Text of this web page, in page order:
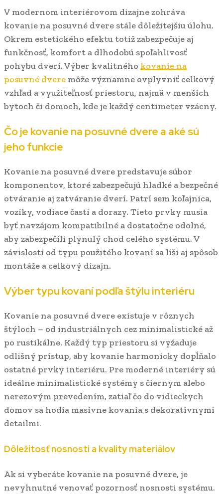
V modernom interiérovom dizajne zohráva
kovanie na posuvné dvere stále dôležitejšiu úlohu.
Okrem estetického efektu totiž zabezpečuje aj
funkčnosť, komfort a dlhodobú spoľahlivosť
pohybu dverí. Výber kvalitného kovanie na
posuvné dvere môže významne ovplyvniť celkový
vzhľad a využiteľnosť priestoru, najmä v menších
bytoch či domoch, kde je každý centimeter vzácny.
Čo je kovanie na posuvné dvere a aké sú
jeho funkcie
Kovanie na posuvné dvere predstavuje súbor
komponentov, ktoré zabezpečujú hladké a bezpečné
otváranie aj zatváranie dverí. Patrí sem koľajnica,
vozíky, vodiace časti a dorazy. Tieto prvky musia
byť navzájom kompatibilné a dostatočne odolné,
aby zabezpečili plynulý chod celého systému. V
závislosti od typu použitého kovaní sa líši aj spôsob
montáže a celkový dizajn.
Výber typu kovaní podľa štýlu interiéru
Kovanie na posuvné dvere existuje v rôznych
štýloch – od industriálnych cez minimalistické až
po rustikálne. Každý typ priestoru si vyžaduje
odlišný prístup, aby kovanie harmonicky dopĺňalo
ostatné prvky interiéru. Pre moderné interiéry sú
ideálne minimalistické systémy s čiernym alebo
nerezovým prevedením, zatiaľ čo do vidieckych
domov sa hodia masívne kovania s dekoratívnymi
detailmi.
Dôležitosť nosnosti a kvality materiálov
Ak si vyberáte kovanie na posuvné dvere, je
nevyhnutné venovať pozornosť nosnosti systému.